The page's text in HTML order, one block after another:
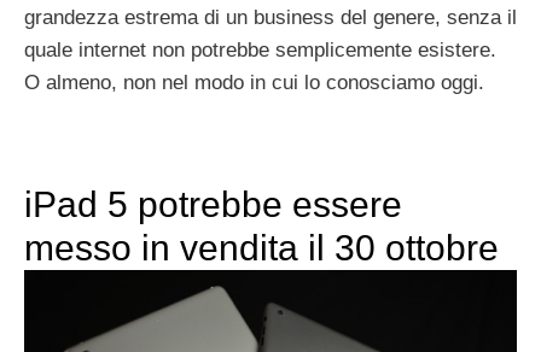
grandezza estrema di un business del genere, senza il
quale internet non potrebbe semplicemente esistere.
O almeno, non nel modo in cui lo conosciamo oggi.
iPad 5 potrebbe essere
messo in vendita il 30 ottobre